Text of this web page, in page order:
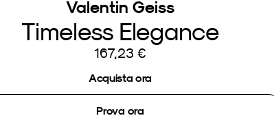
Valentin Geiss
Timeless Elegance
167,23 €
Acquista ora
Prova ora